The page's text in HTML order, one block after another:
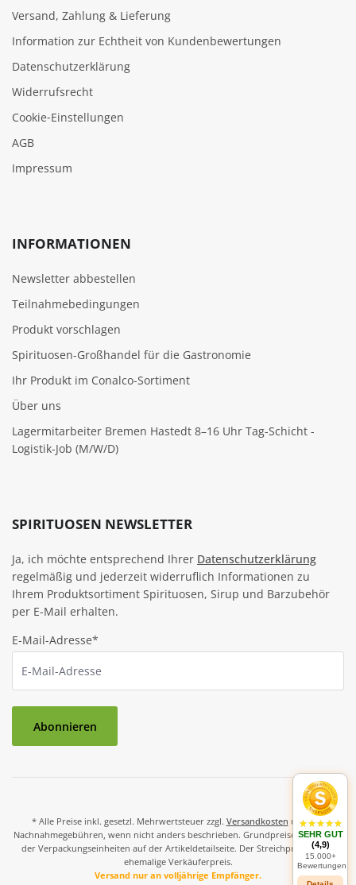
Versand, Zahlung & Lieferung
Information zur Echtheit von Kundenbewertungen
Datenschutzerklärung
Widerrufsrecht
Cookie‑Einstellungen
AGB
Impressum
INFORMATIONEN
Newsletter abbestellen
Teilnahmebedingungen
Produkt vorschlagen
Spirituosen-Großhandel für die Gastronomie
Ihr Produkt im Conalco-Sortiment
Über uns
Lagermitarbeiter Bremen Hastedt 8–16 Uhr Tag-Schicht -
Logistik-Job (M/W/D)
SPIRITUOSEN NEWSLETTER
Ja, ich möchte entsprechend Ihrer Datenschutzerklärung
regelmäßig und jederzeit widerruflich Informationen zu
Ihrem Produktsortiment Spirituosen, Sirup und Barzubehör
per E-Mail erhalten.
E-Mail-Adresse*
Abonnieren
* Alle Preise inkl. gesetzl. Mehrwertsteuer zzgl. Versandkosten und ggf.
Nachnahmegebühren, wenn nicht anders beschrieben. Grundpreise und Preise
der Verpackungseinheiten auf der Artikeldetailseite. Der Streichpreis ist der
ehemalige Verkäuferpreis.
Versand nur an volljährige Empfänger.
SEHR GUT
(4,9)
15.000+
Bewertungen